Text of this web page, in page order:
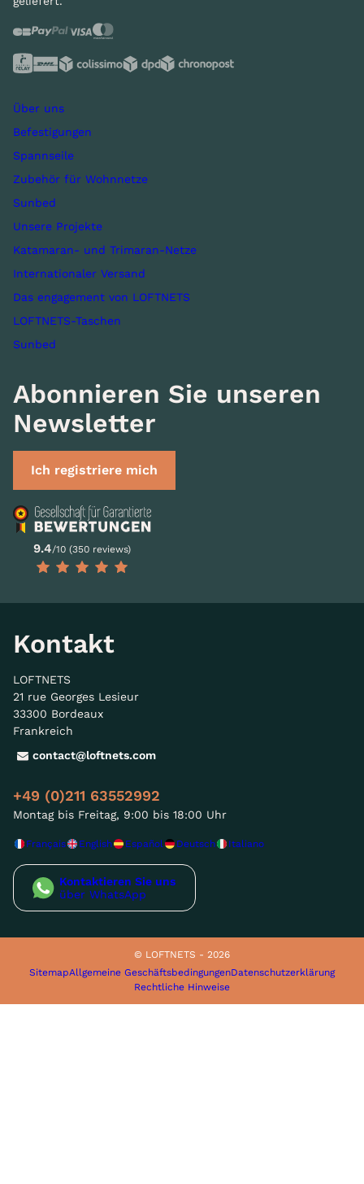
Über uns
Befestigungen
Spannseile
Zubehör für Wohnnetze
Sunbed
Unsere Projekte
Katamaran- und Trimaran-Netze
Internationaler Versand
Das engagement von LOFTNETS
LOFTNETS-Taschen
Sunbed
Abonnieren Sie unseren
Newsletter
Ich registriere mich
9.4/10 (350 reviews)
Kontakt
LOFTNETS
21 rue Georges Lesieur
33300 Bordeaux
Frankreich
contact@loftnets.com
+49 (0)211 63552992
Montag bis Freitag, 9:00 bis 18:00 Uhr
Français English Español Deutsch Italiano
Kontaktieren Sie uns
über WhatsApp
© LOFTNETS - 2026
SitemapAllgemeine GeschäftsbedingungenDatenschutzerklärung
Rechtliche Hinweise